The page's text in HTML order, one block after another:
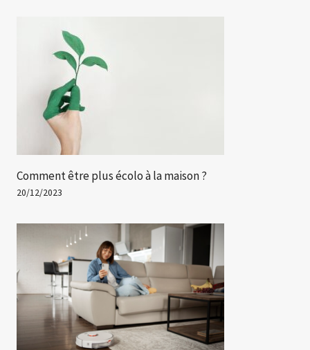
Comment être plus écolo à la maison ?
20/12/2023